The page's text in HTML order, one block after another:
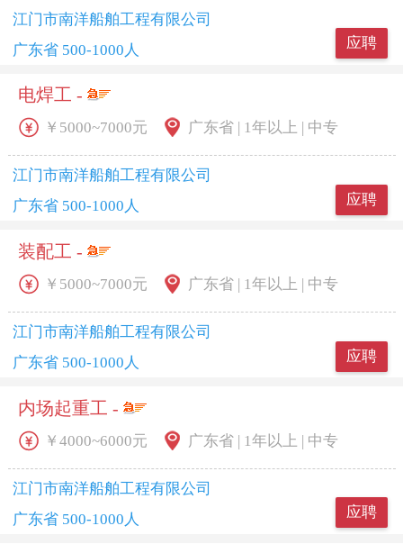
应聘
江门市南洋船舶工程有限公司
广东省 500-1000人
电焊工 -
应聘
￥5000~7000元 广东省 | 1年以上 | 中专
江门市南洋船舶工程有限公司
广东省 500-1000人
装配工 -
应聘
￥5000~7000元 广东省 | 1年以上 | 中专
江门市南洋船舶工程有限公司
广东省 500-1000人
内场起重工 -
应聘
￥4000~6000元 广东省 | 1年以上 | 中专
江门市南洋船舶工程有限公司
广东省 500-1000人